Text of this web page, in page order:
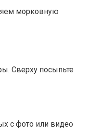
морковную
Сверху посыпьте
с фото или видео